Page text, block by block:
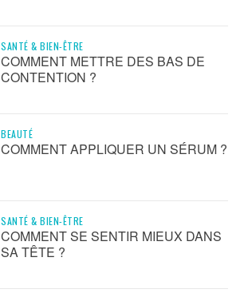
SANTÉ & BIEN-ÊTRE
COMMENT METTRE DES BAS DE
CONTENTION ?
BEAUTÉ
COMMENT APPLIQUER UN SÉRUM ?
SANTÉ & BIEN-ÊTRE
COMMENT SE SENTIR MIEUX DANS
SA TÊTE ?